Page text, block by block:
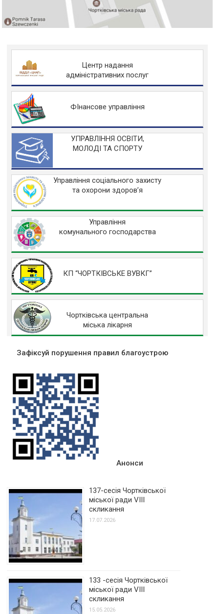
Центр надання
адміністративних послуг
ФІнансове управління
УПРАВЛІННЯ ОСВІТИ,
МОЛОДІ ТА СПОРТУ
Управління соціального захисту
та охорони здоров’я
Управління
комунального господарства
КП “ЧОРТКІВСЬКЕ ВУВКГ”
Чортківська центральна
міська лікарня
Зафіксуй порушення правил благоустрою
Анонси
137-сесія Чортківської
міської ради VIII
скликання
17.07.2026
133 -сесія Чортківської
міської ради VIII
скликання
15.05.2026